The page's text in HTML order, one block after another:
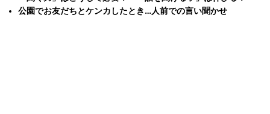
公園でお友だちとケンカしたとき…人前での言い聞かせ